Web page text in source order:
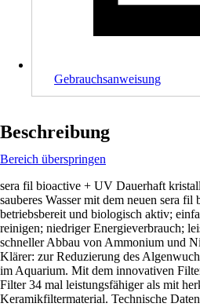
Gebrauchsanweisung
Beschreibung
Bereich überspringen
sera fil bioactive + UV Dauerhaft
sauberes Wasser mit dem neuen sera
betriebsbereit und biologisch aktiv;
reinigen; niedriger Energieverbrauch;
schneller Abbau von Ammonium und
Klärer: zur Reduzierung des
im Aquarium. Mit dem innovativen
Filter 34 mal leistungsfähiger als mit
Keramikfiltermaterial. Technische